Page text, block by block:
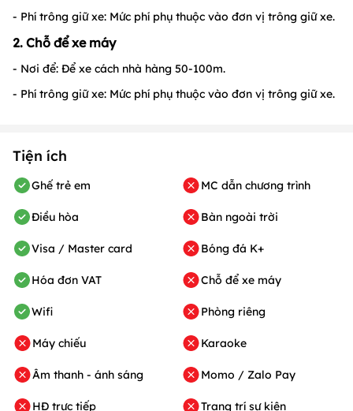
- Phí trông giữ xe: Mức phí phụ thuộc vào đơn vị trông giữ xe.
2. Chỗ để xe máy
- Nơi để: Để xe cách nhà hàng 50-100m.
- Phí trông giữ xe: Mức phí phụ thuộc vào đơn vị trông giữ xe.
Tiện ích
Ghế trẻ em
Điều hòa
Visa / Master card
Hóa đơn VAT
Wifi
Máy chiếu
Âm thanh - ánh sáng
HĐ trực tiếp
MC dẫn chương trình
Bàn ngoài trời
Bóng đá K+
Chỗ để xe máy
Phòng riêng
Karaoke
Momo / Zalo Pay
Trang trí sự kiện